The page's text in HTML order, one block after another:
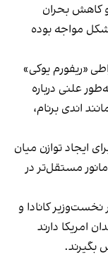
کاهش بحران
مواجه بوده
«ریفورم یوکی»
علنی درباره
اندی برنام،
ایجاد توازن میان
مستقل‌تر در
نخست‌وزیر کانادا و
امریکا دارند
بگیرند.